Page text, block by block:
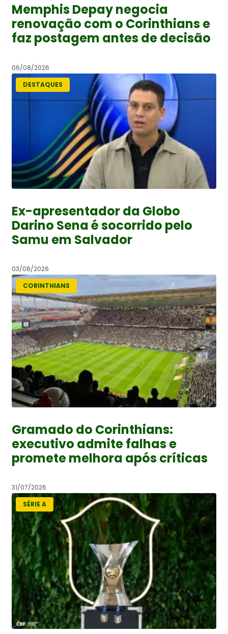
Memphis Depay negocia
renovação com o Corinthians e
faz postagem antes de decisão
06/08/2026
DESTAQUES
Ex-apresentador da Globo
Darino Sena é socorrido pelo
Samu em Salvador
03/08/2026
CORINTHIANS
Gramado do Corinthians:
executivo admite falhas e
promete melhora após críticas
31/07/2026
SÉRIE A